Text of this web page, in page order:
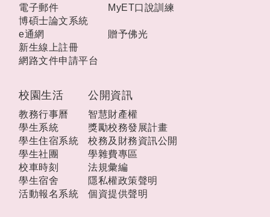
校園生活
教務行事曆
學生系統
學生住宿系統
學生社團
校車時刻
學生宿舍
活動報名系統
公開資訊
智慧財產權
獎勵校務發展計畫
校務及財務資訊公開
學雜費專區
法規彙編
隱私權政策聲明
個資提供聲明
電子郵件
博碩士論文系統
e通網
新生線上註冊
網路文件申請平台
MyET口說訓練
贈予佛光